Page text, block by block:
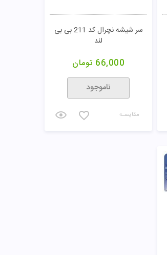
سر شیشه نچرال کد 211 بی بی
لند
66,000 تومان
ناموجود
مقایسـه